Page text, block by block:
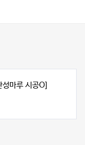
마루 시공O]